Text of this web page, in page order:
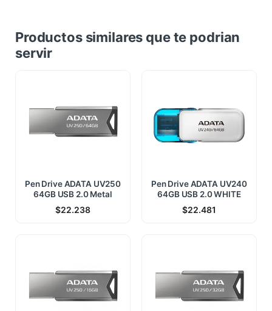
Productos similares que te podrian
servir
Pen Drive ADATA UV250
64GB USB 2.0 Metal
$22.238
Pen Drive ADATA UV240
64GB USB 2.0 WHITE
$22.481